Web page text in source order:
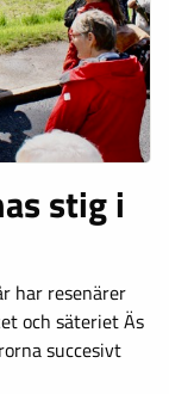
stig i
har resenärer
och säteriet Äs
succesivt